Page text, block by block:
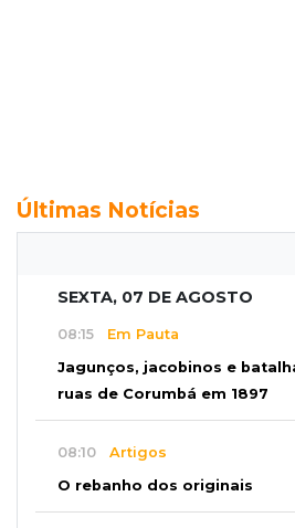
Últimas Notícias
SEXTA, 07 DE AGOSTO
08:15 Em Pauta
Jagunços, jacobinos e
ruas de Corumbá em 1897
08:10 Artigos
O rebanho dos originais